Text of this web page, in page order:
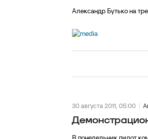
Александр Бутько на
30 августа 2011, 05:00